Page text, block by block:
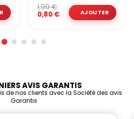
0,80 €
1,99 €
AVIS GARANTIS
de nos clients avec la Société des avis
Garantis